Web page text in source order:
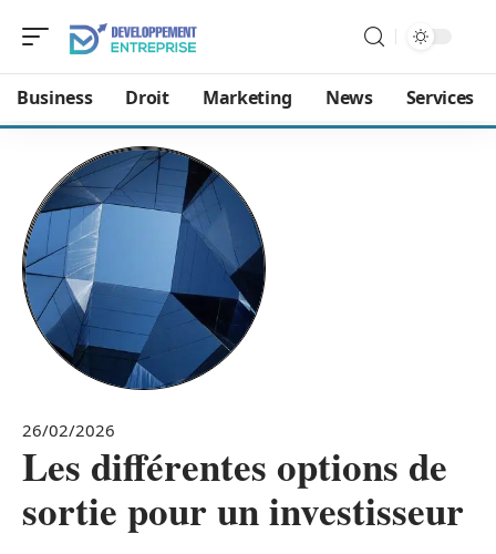
Business Droit Marketing News Services
26/02/2026
Les différentes options de
sortie pour un investisseur